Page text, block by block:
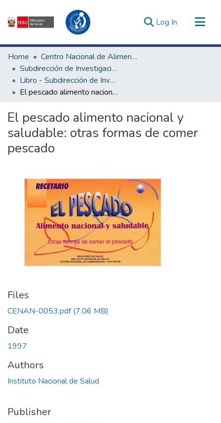
Log In (current)
Communities & Collections
All of DSpace
Statistics
Estadísticas Externas
Enlaces de interés ▾
Home
Centro Nacional de Alimentación, Nutrición y Vida Saludable
Subdirección de Investigación y Tecnologías en Alimentación y Vida Saludable
Libro - Subdirección de Investigación y Tecnologías en Alimentación y Vida Saludable
El pescado alimento nacional y saludable: otras formas de comer pescado
El pescado alimento nacional y
saludable: otras formas de comer
pescado
Files
CENAN-0053.pdf(7.06 MB)
Date
1997
Authors
Instituto Nacional de Salud
Publisher